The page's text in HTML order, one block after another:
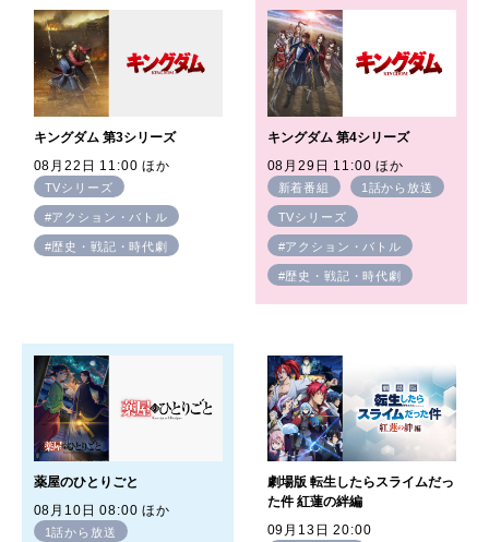
キングダム 第3シリーズ
08月22日 11:00 ほか
TVシリーズ
#アクション・バトル
#歴史・戦記・時代劇
キングダム 第4シリーズ
08月29日 11:00 ほか
新着番組 1話から放送
TVシリーズ
#アクション・バトル
#歴史・戦記・時代劇
薬屋のひとりごと
08月10日 08:00 ほか
1話から放送
劇場版 転生したらスライムだっ
た件 紅蓮の絆編
09月13日 20:00